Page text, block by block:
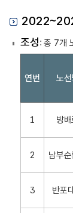
조성: 총 7개
물
원
성
연번 노선
1 방배
2 남부
3 반포